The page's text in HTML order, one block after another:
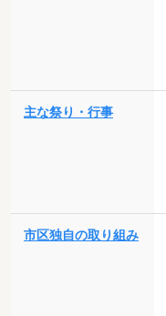
主な祭り・行事
市区独自の取り組み